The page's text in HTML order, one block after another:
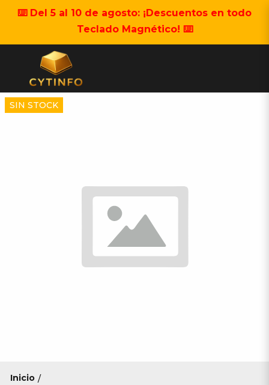
⌨️ Del 5 al 10 de agosto: ¡Descuentos en todo
Teclado Magnético! ⌨️
SIN STOCK
Inicio /